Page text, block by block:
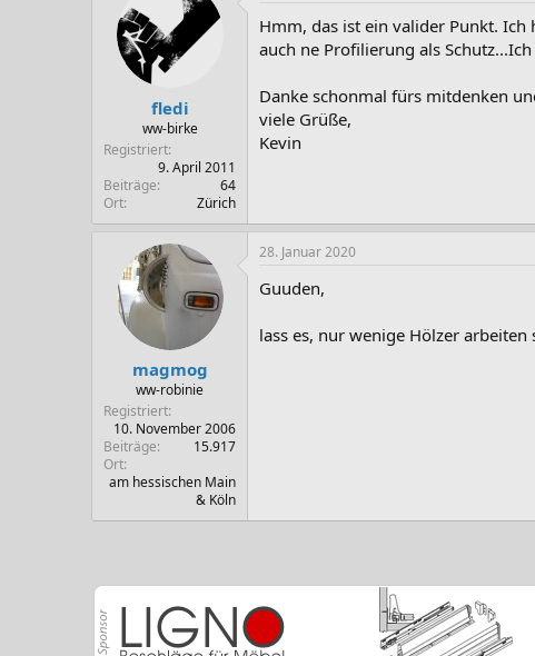
i
o
n
n
:
fledi
ww-birke
Registriert
9. April 2011
Beiträge
64
Ort
Zürich
Hmm, das ist ein valider Punkt.
auch ne Profilierung als
Danke schonmal fürs mitdenken
viele Grüße,
Kevin
magmog
ww-robinie
Registriert
10. November 2006
Beiträge
15.917
Ort
am hessischen Main
& Köln
28. Januar 2020
Guuden,
lass es, nur wenige Hölzer